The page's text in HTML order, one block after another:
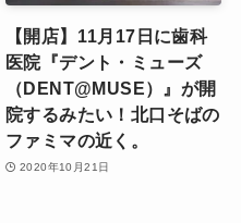
【開店】11月17日に歯科
医院『デント・ミューズ
（DENT@MUSE）』が開
院するみたい！北口そばの
ファミマの近く。
2020年10月21日